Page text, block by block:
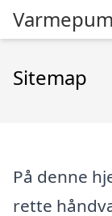
Sitemap
På denne
rette